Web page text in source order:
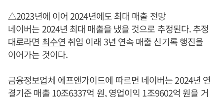
△2023년에 이어 2024년에도 최대 매출 전망
네이버는 2024년 최대 매출을 냈을 것으로 추정된다. 추정
대로라면 최수연 취임 이래 3년 연속 매출 신기록 행진을
이어가는 것이다.
금융정보업체 에프앤가이드에 따르면 네이버는 2024년 연
결기준 매출 10조6337억 원, 영업이익 1조9602억 원을 거